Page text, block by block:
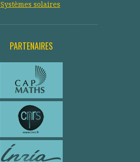
Systèmes solaires
PARTENAIRES